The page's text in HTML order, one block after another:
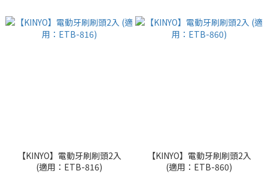
【KINYO】電動牙刷刷頭2入
(適用：ETB-816)
【KINYO】電動牙刷刷頭2入
(適用：ETB-860)